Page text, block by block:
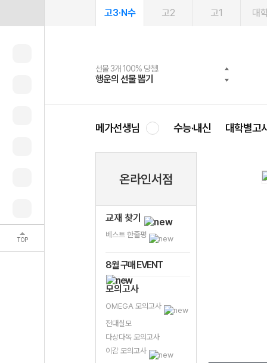
TOP
고3·N수 고2 고1 대
선물 3개 100% 당첨!
행운의 선물 뽑기
선물 100% 증정!
메가스터디 X 올리브
여름방학 스터디 캐시백
메가런 썸머스쿨
2027 러셀 단과
강사 공개선발
스마트러닝앱
설문 EVENT
메가패스
3일 무료 체험권
메가패스 수강생 무료혜택!
메가클럽 멤버십
사회공헌 캠페인
희망이룸 메가나눔
메가선생님 수능·내신 대학별고
온라인서점
교재 찾기
베스트 한줄평
8월 구매 EVENT
모의고사
OMEGA 모의고사
전대실모
다상다독 모의고사
이감 모의고사